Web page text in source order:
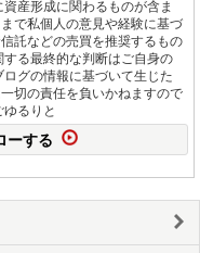
産形成に関わるものが含ま
で私個人の意見や経験に基づ
託などの売買を推奨するもの
る最終的な判断はご自身の
グの情報に基づいて生じた
切の責任を負いかねますので
るりと
ーする